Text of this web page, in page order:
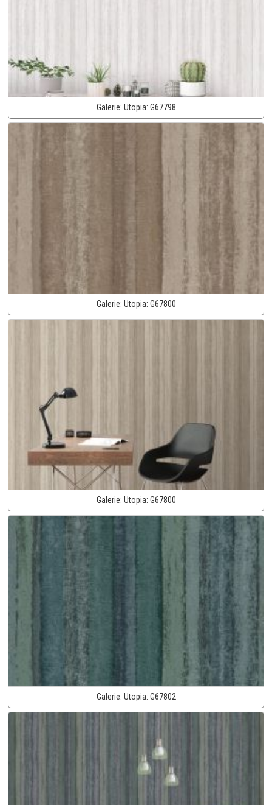
Galerie: Utopia: G67798
Galerie: Utopia: G67800
Galerie: Utopia: G67800
Galerie: Utopia: G67802